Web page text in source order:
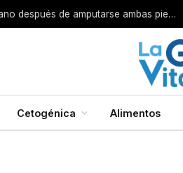
Por esta razón encarcelan a un cirujano después de amputarse ambas piernas
Cetogénica Alimentos